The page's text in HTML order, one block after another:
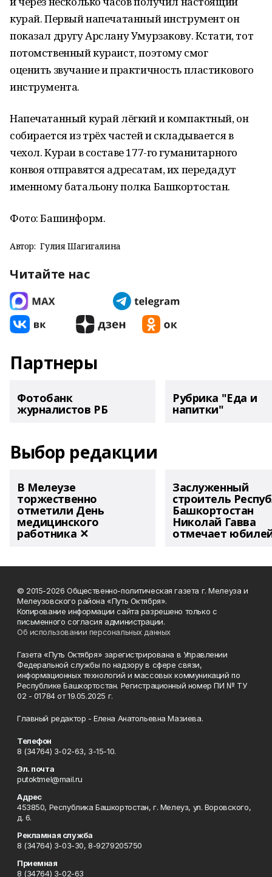
курай. Первый напечатанный инструмент он
показал другу Арслану Умурзакову. Кстати, тот
потомственный кураист, поэтому смог
оценить звучание и практичность пластикового
инструмента.
Напечатанный курай лёгкий и компактный, он
собирается из трёх частей и складывается в
чехол. Кураи в составе 177-го гуманитарного
конвоя отправятся адресатам, их передадут
именному батальону полка Башкортостан.
Фото: Башинформ.
Автор: Гулия Шагигалина
Читайте нас
Партнеры
Фотобанк
журналистов РБ
Рубрика "Еда и
напитки"
Выбор редакции
В Мелеузе
торжественно
отметили День
медицинского
работника ✕
Заслуженный
строитель
Башкортостан
Николай Гавва
отмечает
© 2015-2026 Общественно-политическая газета г. Мелеуза и
Мелеузовского района «Путь Октября».
Копирование информации сайта разрешено только с
письменного согласия администрации.
Об использовании персональных данных
Газета «Путь Октября» зарегистрирована в Управлении
Федеральной службы по надзору в сфере связи,
информационных технологий и массовых коммуникаций по
Республике Башкортостан. Регистрационный номер ПИ № ТУ
02 - 01784 от 19.05.2025 г.
Главный редактор - Елена Анатольевна Мазиева.
Телефон
8 (34764) 3-02-63, 3-15-10.
Эл. почта
putoktmel@mail.ru
Адрес
453850, Республика Башкортостан, г. Мелеуз, ул. Воровского,
д. 6.
Рекламная служба
8 (34764) 3-03-30, 8-9279205750
Приемная
8 (34764) 3-02-63